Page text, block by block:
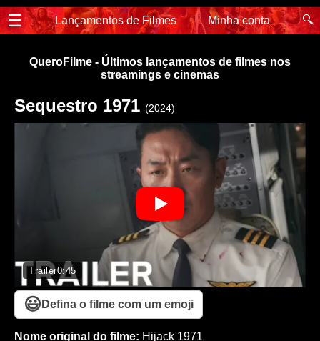
☰ Lançamentos de Filmes Minha conta 🔍
QueroFilme - Últimos lançamentos de filmes nos
streamings e cinemas
Sequestro 1971 (2024)
Trailer0:45
😃 Defina o filme com um emoji
Nome original do filme: Hijack 1971